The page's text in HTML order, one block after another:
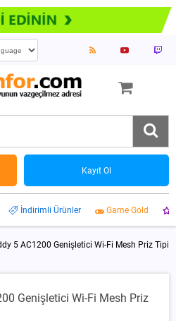
Kayıt Ol
İndirimli Ürünler Game Gold
5 AC1200 Genişletici Wi-Fi Mesh Priz Tipi
Genişletici Wi-Fi Mesh Priz